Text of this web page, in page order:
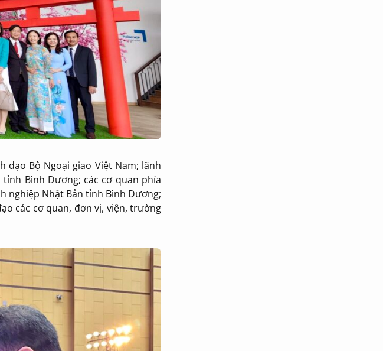
đạo Bộ Ngoại giao Việt Nam; lãnh
Bình Dương; các cơ quan phía
nghiệp Nhật Bản tỉnh Bình Dương;
các cơ quan, đơn vị, viện, trường